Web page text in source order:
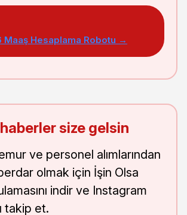
Maaş Hesaplama Robotu →
size gelsin
ve personel alımlarından
olmak için İşin Olsa
indir ve Instagram
takip et.